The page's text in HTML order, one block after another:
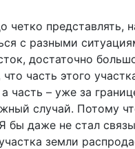
четко представлять,
с разными
достаточно
часть этого
часть – уже за
случай. Потому
бы даже не стал
земли